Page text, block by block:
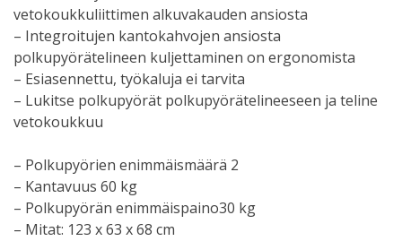
vetokoukkuliittimen alkuvakauden ansiosta
– Integroitujen kantokahvojen ansiosta
polkupyörätelineen kuljettaminen on ergonomista
– Esiasennettu, työkaluja ei tarvita
– Lukitse polkupyörät polkupyörätelineeseen ja teline
vetokoukkuu
– Polkupyörien enimmäismäärä 2
– Kantavuus 60 kg
– Polkupyörän enimmäispaino30 kg
– Mitat: 123 x 63 x 68 cm